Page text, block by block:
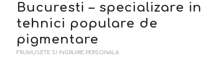
Bucuresti – specializare in
tehnici populare de
pigmentare
FRUMUSETE SI INGRIJIRE PERSONALA